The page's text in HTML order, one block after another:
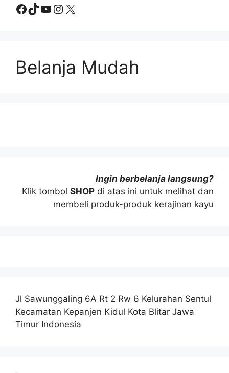
Facebook
TikTok
YouTube
Instagram
X
Belanja Mudah
Ingin berbelanja langsung?
Klik tombol SHOP di atas ini untuk melihat dan
membeli produk-produk kerajinan kayu
Jl Sawunggaling 6A Rt 2 Rw 6 Kelurahan Sentul
Kecamatan Kepanjen Kidul Kota Blitar Jawa
Timur Indonesia